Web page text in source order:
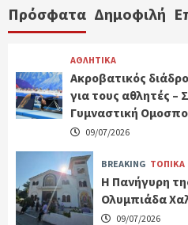
Πρόσφατα Δημοφιλή
ΑΘΛΗΤΙΚΑ
Ακροβατικός
για τους αθλητές –
Γυμναστική
09/07/2026
BREAKING ΤΟΠΙΚΑ
Η Πανήγυρη
Ολυμπιάδα
09/07/2026